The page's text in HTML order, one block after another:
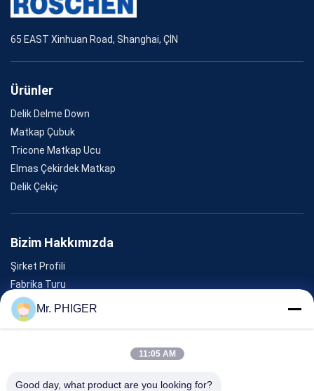
65 EAST Xinhuan Road, Shanghai, ÇİN
Ürünler
Delik Delme Down
Matkap Çubuk
Tricone Matkap Ucu
Elmas Çekirdek Matkap
Delik Çekiç
Bizim Hakkımızda
Şirket Profili
Fabrika Turu
Kalite Kontrolü
Site Haritası
Mr. PHIGER
11:05 AM
Good day, what product are you looking for?